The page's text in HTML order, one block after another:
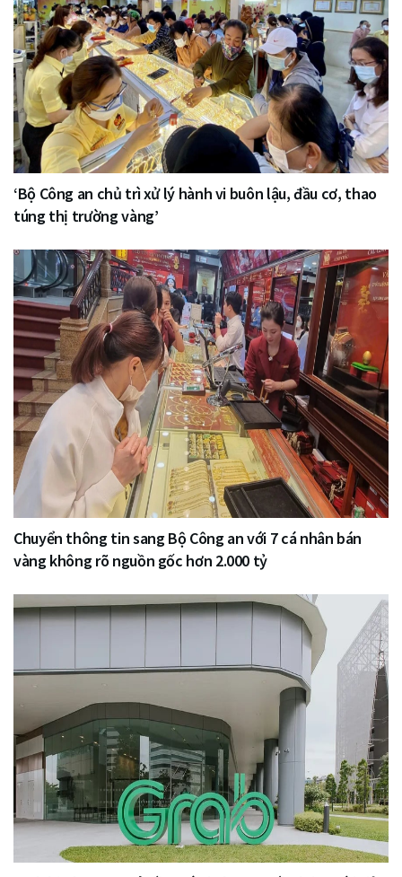
‘Bộ Công an chủ trì xử lý hành vi buôn lậu, đầu cơ, thao
túng thị trường vàng’
Chuyển thông tin sang Bộ Công an với 7 cá nhân bán
vàng không rõ nguồn gốc hơn 2.000 tỷ